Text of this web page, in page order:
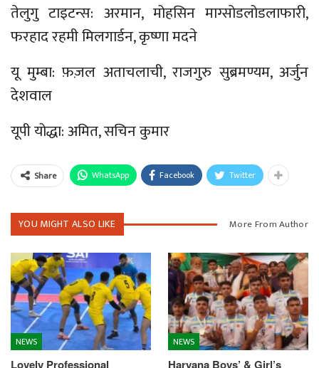
तेलुगु टाइटन्स: अरमान, मोहसिन माग्सोडलोडलाफारी,
फरहाद रहमी मिलगार्डन, कृष्णा मदने
यू मुम्बा: फ़ज़ल अताचलाची, राजगुरु सुब्रमण्यम, अर्जुन
देशवाल
यूपी योद्धा: अमित, सचिन कुमार
Share WhatsApp Facebook Twitter
YOU MIGHT ALSO LIKE More From Author
NEWS
Lovely Professional
NEWS
Haryana Boys’ & Girl’s